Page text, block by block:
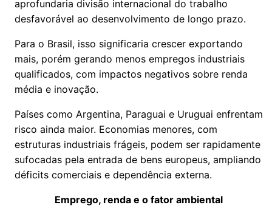
aprofundaria divisão internacional do trabalho
desfavorável ao desenvolvimento de longo prazo.
Para o Brasil, isso significaria crescer exportando
mais, porém gerando menos empregos industriais
qualificados, com impactos negativos sobre renda
média e inovação.
Países como Argentina, Paraguai e Uruguai enfrentam
risco ainda maior. Economias menores, com
estruturas industriais frágeis, podem ser rapidamente
sufocadas pela entrada de bens europeus, ampliando
déficits comerciais e dependência externa.
Emprego, renda e o fator ambiental